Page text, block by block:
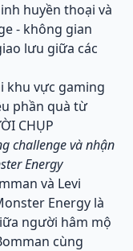
huyền thoại và
- không gian
lưu giữa các
challenge và nhận
Energy
và Levi
Energy là
người hâm mộ
cùng